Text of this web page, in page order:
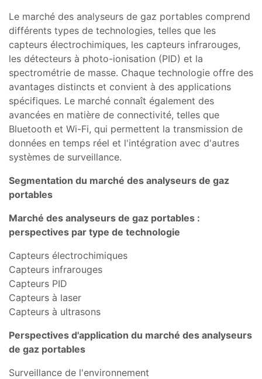
Le marché des analyseurs de gaz portables comprend
différents types de technologies, telles que les
capteurs électrochimiques, les capteurs infrarouges,
les détecteurs à photo-ionisation (PID) et la
spectrométrie de masse. Chaque technologie offre des
avantages distincts et convient à des applications
spécifiques. Le marché connaît également des
avancées en matière de connectivité, telles que
Bluetooth et Wi-Fi, qui permettent la transmission de
données en temps réel et l'intégration avec d'autres
systèmes de surveillance.
Segmentation du marché des analyseurs de gaz
portables
Marché des analyseurs de gaz portables :
perspectives par type de technologie
Capteurs électrochimiques
Capteurs infrarouges
Capteurs PID
Capteurs à laser
Capteurs à ultrasons
Perspectives d'application du marché des analyseurs
de gaz portables
Surveillance de l'environnement